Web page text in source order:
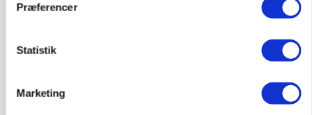
Præferencer
Statistik
Marketing